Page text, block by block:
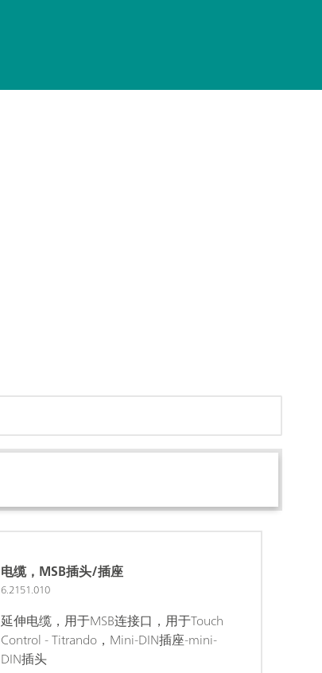
电缆，MSB插头/插座
6.2151.010
延伸电缆，用于MSB连接口，用于Touch
Control - Titrando，Mini-DIN插座-mini-
DIN插头